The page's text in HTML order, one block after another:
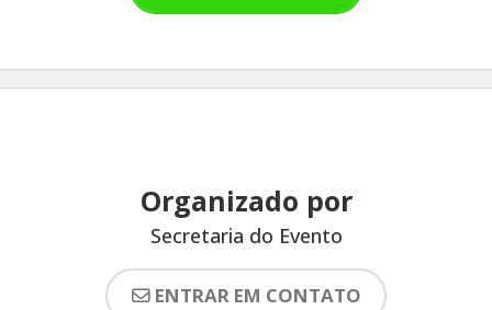
Organizado por
Secretaria do Evento
ENTRAR EM CONTATO